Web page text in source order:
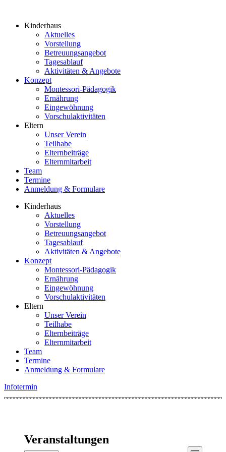
Kinderhaus
Aktuelles
Vorstellung
Betreuungsangebot
Tagesablauf
Aktivitäten & Angebote
Konzept
Montessori-Pädagogik
Ernährung
Eingewöhnung
Vorschulaktivitäten
Eltern
Unser Verein
Teilhabe
Elternbeiträge
Elternmitarbeit
Team
Termine
Anmeldung & Formulare
Kinderhaus
Aktuelles
Vorstellung
Betreuungsangebot
Tagesablauf
Aktivitäten & Angebote
Konzept
Montessori-Pädagogik
Ernährung
Eingewöhnung
Vorschulaktivitäten
Eltern
Unser Verein
Teilhabe
Elternbeiträge
Elternmitarbeit
Team
Termine
Anmeldung & Formulare
Infotermin
Veranstaltungen